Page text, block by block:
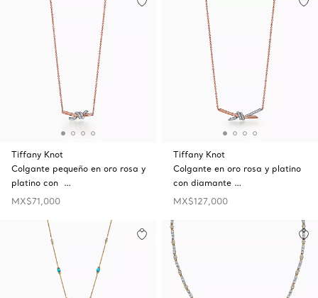
Tiffany Knot
Colgante pequeño en oro rosa y
platino con …
MX$71,000
Tiffany Knot
Colgante en oro rosa y platino
con diamante …
MX$127,000